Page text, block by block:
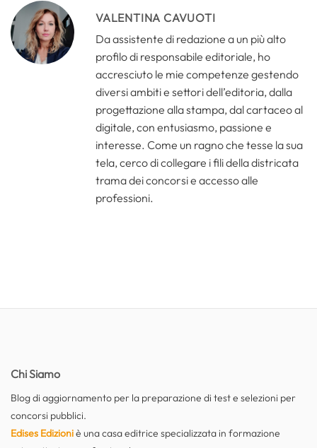
VALENTINA CAVUOTI
Da assistente di redazione a un più alto
profilo di responsabile editoriale, ho
accresciuto le mie competenze gestendo
diversi ambiti e settori dell’editoria, dalla
progettazione alla stampa, dal cartaceo al
digitale, con entusiasmo, passione e
interesse. Come un ragno che tesse la sua
tela, cerco di collegare i fili della districata
trama dei concorsi e accesso alle
professioni.
Chi Siamo
Blog di aggiornamento per la preparazione di test e selezioni per
concorsi pubblici.
Edises Edizioniè una casa editrice specializzata in formazione